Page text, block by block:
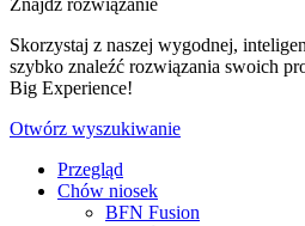
Znajdź rozwiązanie
Skorzystaj z naszej wygodnej,
szybko znaleźć rozwiązania swoich
Big Experience!
Otwórz wyszukiwanie
Przegląd
Chów niosek
BFN Fusion